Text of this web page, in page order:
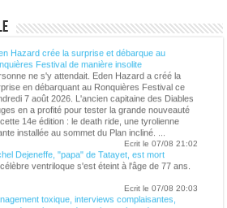
- CULTURE
Festival de manière insolite
ne s'y attendait. Eden Hazard a créé la
en débarquant au Ronquières Festival ce
7 août 2026. L'ancien capitaine des Diables
en a profité pour tester la grande nouveauté
14e édition : le death ride, une tyrolienne
installée au sommet du Plan incliné. ...
Ecrit le 07/08 21:02
Dejeneffe, "papa" de Tatayet, est mort
ventriloque s'est éteint à l'âge de 77 ans.
toxique, interviews complaisantes,
de racisme et de sexisme : le podcast